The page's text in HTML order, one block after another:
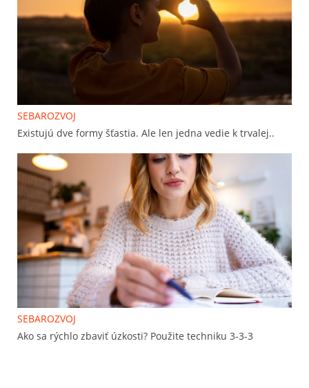
SEBAROZVOJ
Existujú dve formy šťastia. Ale len jedna vedie k trvalej..
SEBAROZVOJ
Ako sa rýchlo zbaviť úzkosti? Použite techniku 3-3-3